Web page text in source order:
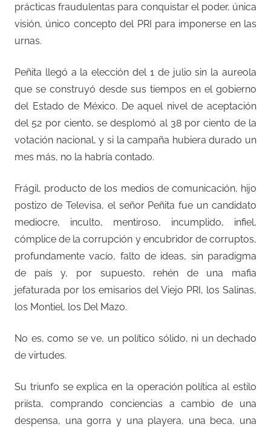
prácticas fraudulentas para conquistar el poder, única
visión, único concepto del PRI para imponerse en las
urnas.
Peñita llegó a la elección del 1 de julio sin la aureola
que se construyó desde sus tiempos en el gobierno
del Estado de México. De aquel nivel de aceptación
del 52 por ciento, se desplomó al 38 por ciento de la
votación nacional, y si la campaña hubiera durado un
mes más, no la habría contado.
Frágil, producto de los medios de comunicación, hijo
postizo de Televisa, el señor Peñita fue un candidato
mediocre, inculto, mentiroso, incumplido, infiel,
cómplice de la corrupción y encubridor de corruptos,
profundamente vacío, falto de ideas, sin paradigma
de país y, por supuesto, rehén de una mafia
jefaturada por los emisarios del Viejo PRI, los Salinas,
los Montiel, los Del Mazo.
No es, como se ve, un político sólido, ni un dechado
de virtudes.
Su triunfo se explica en la operación política al estilo
priísta, comprando conciencias a cambio de una
despensa, una gorra y una playera, una beca, una